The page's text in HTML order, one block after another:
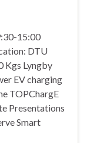
15:00
DTU
Kgs Lyngby
EV charging
TOPChargE
Presentations
Smart